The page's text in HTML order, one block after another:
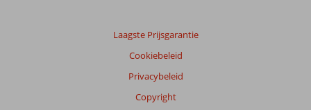
Laagste Prijsgarantie
Cookiebeleid
Privacybeleid
Copyright